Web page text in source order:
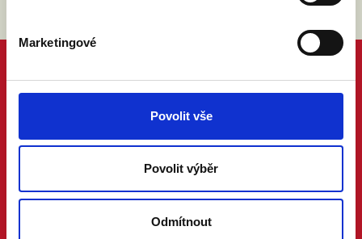
Marketingové
Povolit vše
Povolit výběr
Odmítnout